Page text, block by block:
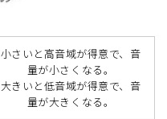
小さいと高音域が得意で、音
量が小さくなる。
大きいと低音域が得意で、音
量が大きくなる。